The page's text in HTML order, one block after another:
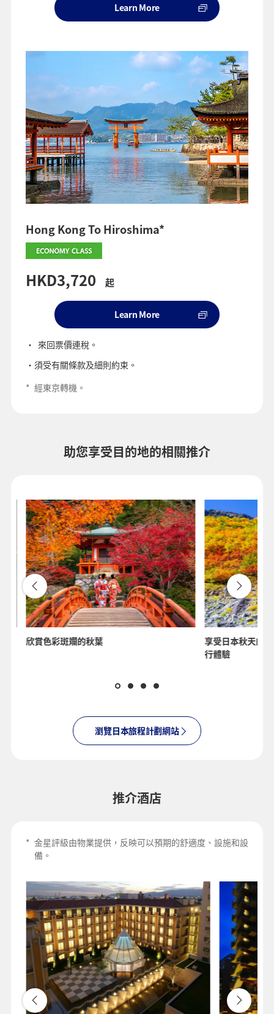
Learn More
Hong Kong To Hiroshima*
HKD3,720 起
Learn More
來回票價連稅。
須受有關條款及細則約束。
* 經東京​轉機。
助您享受目的地的相關推介
欣賞色彩斑斕的秋葉
享受日本秋天的
行體驗
瀏覽日本旅程計劃網站
推介酒店
* 金星評級由物業提供，反映可以預期的舒適度、設施和​設
備。